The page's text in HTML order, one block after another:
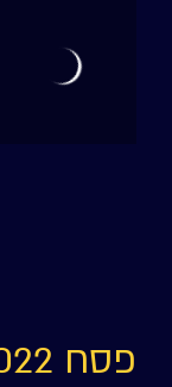
פסח 2022>>